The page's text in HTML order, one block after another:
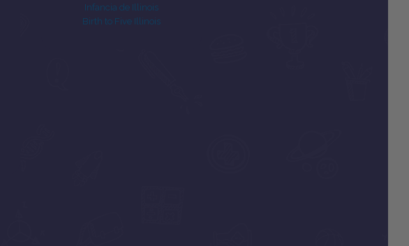
Infancia de Illinois
Birth to Five Illinois